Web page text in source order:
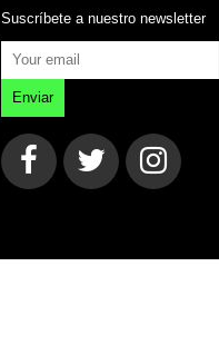
Suscríbete a nuestro newsletter
Enviar